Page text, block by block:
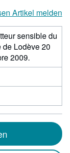
Artikel melden
sensible du
Lodève 20
2009.